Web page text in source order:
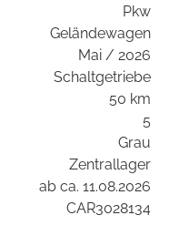
Pkw
Geländewagen
Mai / 2026
Schaltgetriebe
50 km
5
Grau
Zentrallager
ab ca. 11.08.2026
CAR3028134